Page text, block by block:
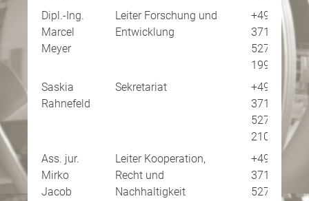
Dipl.-Ing.
Marcel
Meyer
Leiter Forschung und
Entwicklung
+49
371
5277-
199
Saskia
Rahnefeld
Sekretariat
+49
371
5277-
210
Ass. jur.
Mirko
Jacob
Leiter Kooperation,
Recht und
Nachhaltigkeit
+49
371
5277-